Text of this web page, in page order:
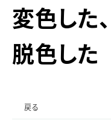
変色した
脱色した
戻る